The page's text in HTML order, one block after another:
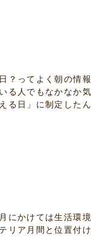
？ってよく朝の情
る人でもなかなか
る日」に制定したん
にかけては生活環
リア月間と位置付